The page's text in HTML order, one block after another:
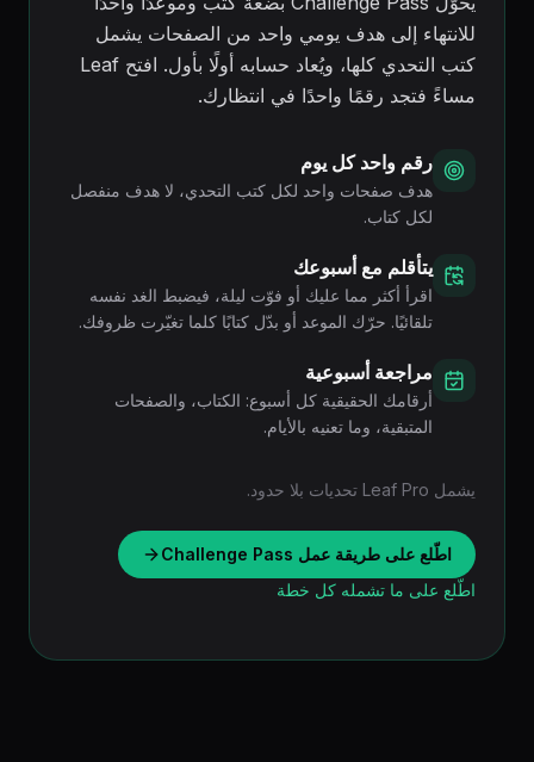
للانتهاء إلى هدف يومي واحد من الصفحات يشمل
كتب التحدي كلها، ويُعاد حسابه أولًا بأول. افتح Leaf
مساءً فتجد رقمًا واحدًا في انتظارك.
رقم واحد كل يوم
هدف صفحات واحد لكل كتب التحدي، لا هدف منفصل
لكل كتاب.
يتأقلم مع أسبوعك
اقرأ أكثر مما عليك أو فوّت ليلة، فيضبط الغد نفسه
تلقائيًا. حرّك الموعد أو بدّل كتابًا كلما تغيّرت ظروفك.
مراجعة أسبوعية
أرقامك الحقيقية كل أسبوع: الكتاب، والصفحات
المتبقية، وما تعنيه بالأيام.
يشمل Leaf Pro تحديات بلا حدود.
اطّلع على طريقة عمل Challenge Pass
اطّلع على ما تشمله كل خطة